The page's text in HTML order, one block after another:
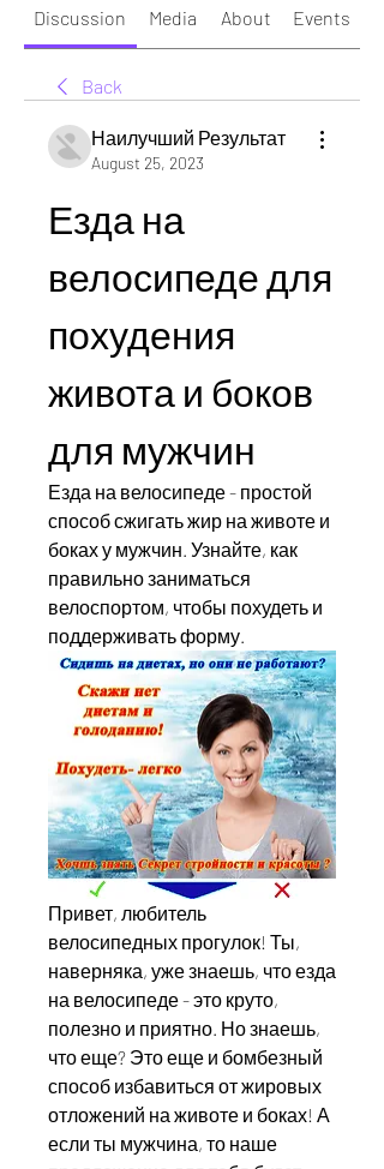
Discussion Media About Events
Back
Наилучший Результат
August 25, 2023
Езда на
велосипеде для
похудения
живота и боков
для мужчин
Езда на велосипеде - простой
способ сжигать жир на животе и
боках у мужчин. Узнайте, как
правильно заниматься
велоспортом, чтобы похудеть и
поддерживать форму.
Привет, любитель
велосипедных прогулок! Ты,
наверняка, уже знаешь, что езда
на велосипеде - это круто,
полезно и приятно. Но знаешь,
что еще? Это еще и бомбезный
способ избавиться от жировых
отложений на животе и боках! А
если ты мужчина, то наше